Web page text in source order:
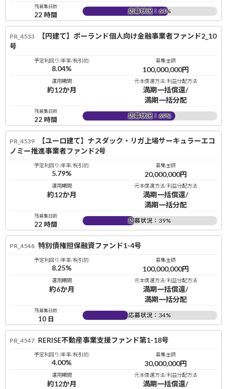
残募集日数
22 時間 応募状況：64%
PR_4533
【円建て】ポーランド個人向け金融事業者ファンド2_10
号
予定利回り(年率/税引前)
8.04%
募集金額
100,000,000円
運用期間
約12か月
元本償還方法/利益分配方法
満期一括償還/
満期一括分配
残募集日数
22 時間 応募状況：69%
PR_4539
【ユーロ建て】ナスダック・リガ上場サーキュラーエコ
ノミー推進事業者ファンド2号
予定利回り(年率/税引前)
5.79%
募集金額
20,000,000円
運用期間
約12か月
元本償還方法/利益分配方法
満期一括償還/
満期一括分配
残募集日数
22 時間 応募状況：39%
PR_4548 特別債権担保融資ファンド1-4号
予定利回り(年率/税引前)
8.25%
募集金額
100,000,000円
運用期間
約6か月
元本償還方法/利益分配方法
満期一括償還/
満期一括分配
残募集日数
10 日 応募状況：34%
PR_4547 RERISE不動産事業支援ファンド第1-18号
予定利回り(年率/税引前)
4.00%
募集金額
30,000,000円
運用期間
約12か月
元本償還方法/利益分配方法
満期一括償還/